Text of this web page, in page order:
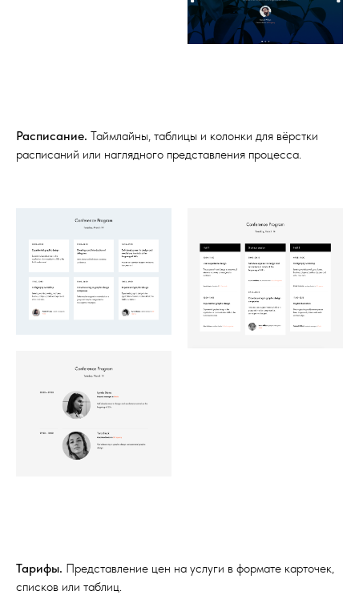
Расписание. Таймлайны, таблицы и колонки для вёрстки
расписаний или наглядного представления процесса.
Тарифы. Представление цен на услуги в формате карточек,
списков или таблиц.